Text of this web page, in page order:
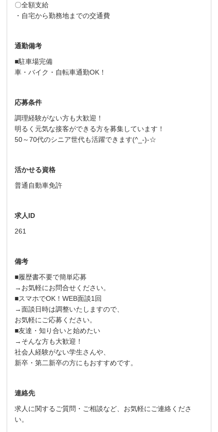
〇全額支給
・自宅から勤務地までの交通費
通勤備考
■駐車場完備
車・バイク・自転車通勤OK！
応募条件
調理経験がない方も大歓迎！
明るく元気な接客ができる方を募集しています！
50～70代のシニア世代も活躍できます(^_-)-☆
活かせる資格
普通自動車免許
求人ID
261
備考
■履歴書不要で簡単応募
→お気軽にお問合せください。
■スマホでOK！WEB面談1回
→面談日時は調整いたしますので、
お気軽にご応募ください。
■友達・知り合いと始めたい
→そんな方も大歓迎！
社会人経験がない学生さんや、
新卒・第二新卒の方にもおすすめです。
連絡先
求人に関するご質問・ご相談など、お気軽にご連絡くださ
い。